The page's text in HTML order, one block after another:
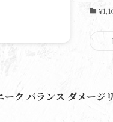
ーク バランス ダメージ